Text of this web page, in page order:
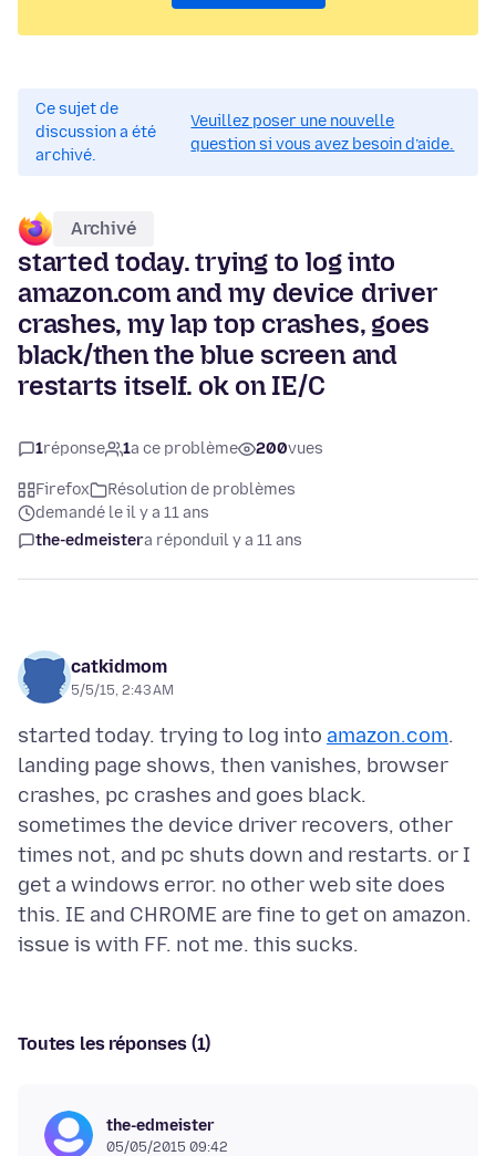
Ce sujet de
discussion a été
archivé.
Veuillez poser une nouvelle
question si vous avez besoin d’aide.
Archivé
started today. trying to log into
amazon.com and my device driver
crashes, my lap top crashes, goes
black/then the blue screen and
restarts itself. ok on IE/C
1réponse 1a ce problème 200vues
Firefox
Résolution de problèmes
demandé le il y a 11 ans
the-edmeistera réponduil y a 11 ans
catkidmom
5/5/15, 2:43 AM
started today. trying to log into amazon.com.
landing page shows, then vanishes, browser
crashes, pc crashes and goes black.
sometimes the device driver recovers, other
times not, and pc shuts down and restarts. or I
get a windows error. no other web site does
this. IE and CHROME are fine to get on amazon.
Toutes les réponses (1)
the-edmeister
05/05/2015 09:42